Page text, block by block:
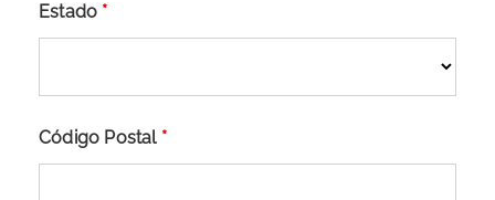
Estado *
Código Postal *